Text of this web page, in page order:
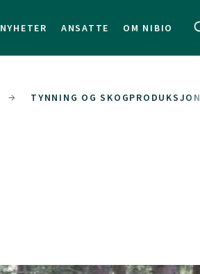
NYHETER ANSATTE OM NIBIO
TYNNING OG SKOGPRODUKSJON